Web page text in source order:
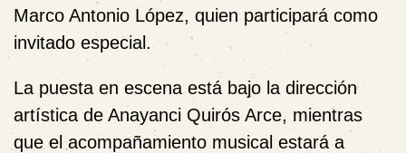
Marco Antonio López, quien participará como
invitado especial.
La puesta en escena está bajo la dirección
artística de Anayanci Quirós Arce, mientras
que el acompañamiento musical estará a